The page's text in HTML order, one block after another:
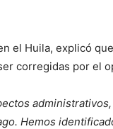
el Huila, explicó
corregidas por el
Hemos